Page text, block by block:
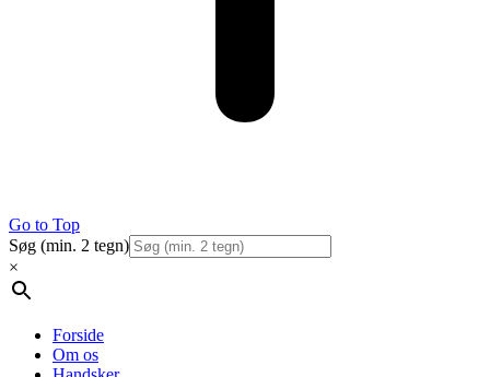
Go to Top
Søg (min. 2 tegn)
×
Forside
Om os